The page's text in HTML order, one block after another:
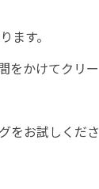
ます。
をかけてクリー
をお試しくださ